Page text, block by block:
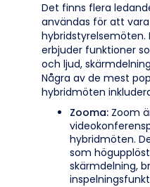
Det finns flera
användas för att
erbjuder funktioner
och ljud,
Några av de mest
hybridmöten
Zooma: Zoom
hybridmöten.
som
skärmdelning,